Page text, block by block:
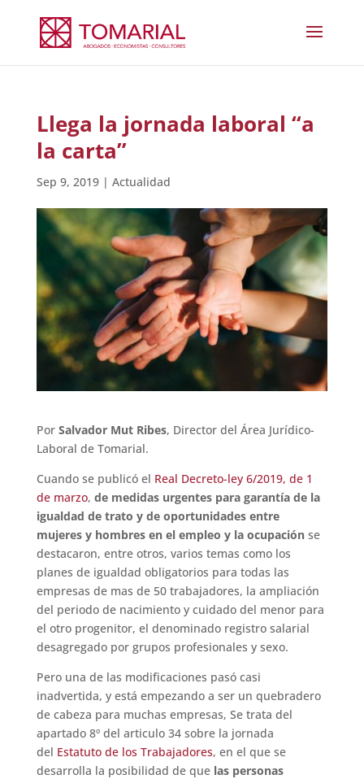
Llega la jornada laboral “a
la carta”
Sep 9, 2019| Actualidad
Por Salvador Mut Ribes, Director del Área Jurídico-
Laboral de Tomarial.
Cuando se publicó el Real Decreto-ley 6/2019, de 1
de marzo, de medidas urgentes para garantía de la
igualdad de trato y de oportunidades entre
mujeres y hombres en el empleo y la ocupaciónse
destacaron, entre otros, varios temas como los
planes de igualdad obligatorios para todas las
empresas de mas de 50 trabajadores, la ampliación
del periodo de nacimiento y cuidado del menor para
el otro progenitor, el denominado registro salarial
desagregado por grupos profesionales y sexo.
Pero una de las modificaciones pasó casi
inadvertida, y está empezando a ser un quebradero
de cabeza para muchas empresas, Se trata del
apartado 8º del articulo 34 sobre la jornada
del Estatuto de los Trabajadores, en el que se
desarrolla la posibilidad de que las personas